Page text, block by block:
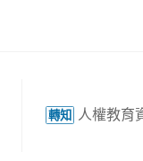
轉知 人權教育